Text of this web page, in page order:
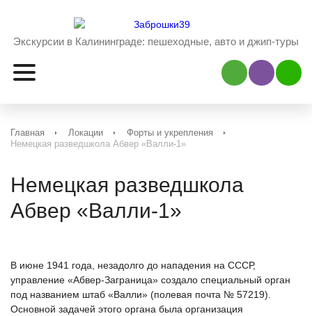
Экскурсии в Калининграде: пешеходные, авто и джип-туры
Наш ViberНаш
Главная Локации
Форты и укрепления
Немецкая разведшкола Абвер «Валли-1»
Немецкая разведшкола
Абвер «Валли-1»
В июне 1941 года, незадолго до нападения на СССР,
управление «Абвер-Заграница» создало специальный орган
под названием штаб «Валли» (полевая почта № 57219).
Основной задачей этого органа была организация